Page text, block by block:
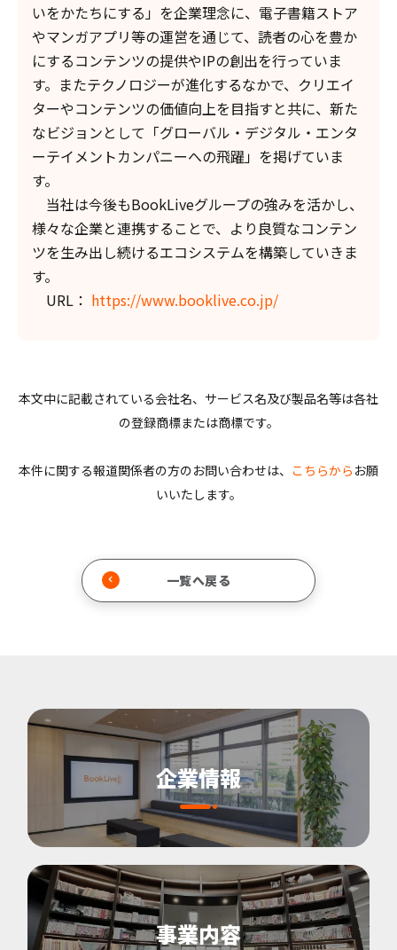
いをかたちにする」を企業理念に、電子書籍ストア
やマンガアプリ等の運営を通じて、読者の心を豊か
にするコンテンツの提供やIPの創出を行っていま
す。またテクノロジーが進化するなかで、クリエイ
ターやコンテンツの価値向上を目指すと共に、新た
なビジョンとして「グローバル・デジタル・エンタ
ーテイメントカンパニーへの飛躍」を掲げていま
す。
当社は今後もBookLiveグループの強みを活かし、
様々な企業と連携することで、より良質なコンテン
ツを生み出し続けるエコシステムを構築していきま
す。
URL： https://www.booklive.co.jp/
本文中に記載されている会社名、サービス名及び製品名等は各社
の登録商標または商標です。
本件に関する報道関係者の方のお問い合わせは、 こちらから お願
いいたします。
一覧へ戻る
企業情報
事業内容